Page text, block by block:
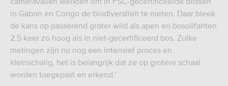
in Gabon en Congo de biodiversiteit te meten. Daar bleek
de kans op passerend groter wild als apen en bosolifanten
2,5 keer zo hoog als in niet-gecertificeerd bos. Zulke
metingen zijn nu nog een intensief proces en
kleinschalig, het is belangrijk dat ze op grotere schaal
worden toegepast en erkend.’